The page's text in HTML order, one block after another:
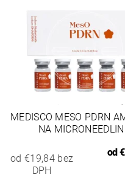
MEDISCO MESO PDRN
NA
od €19,84 bez
DPH
od